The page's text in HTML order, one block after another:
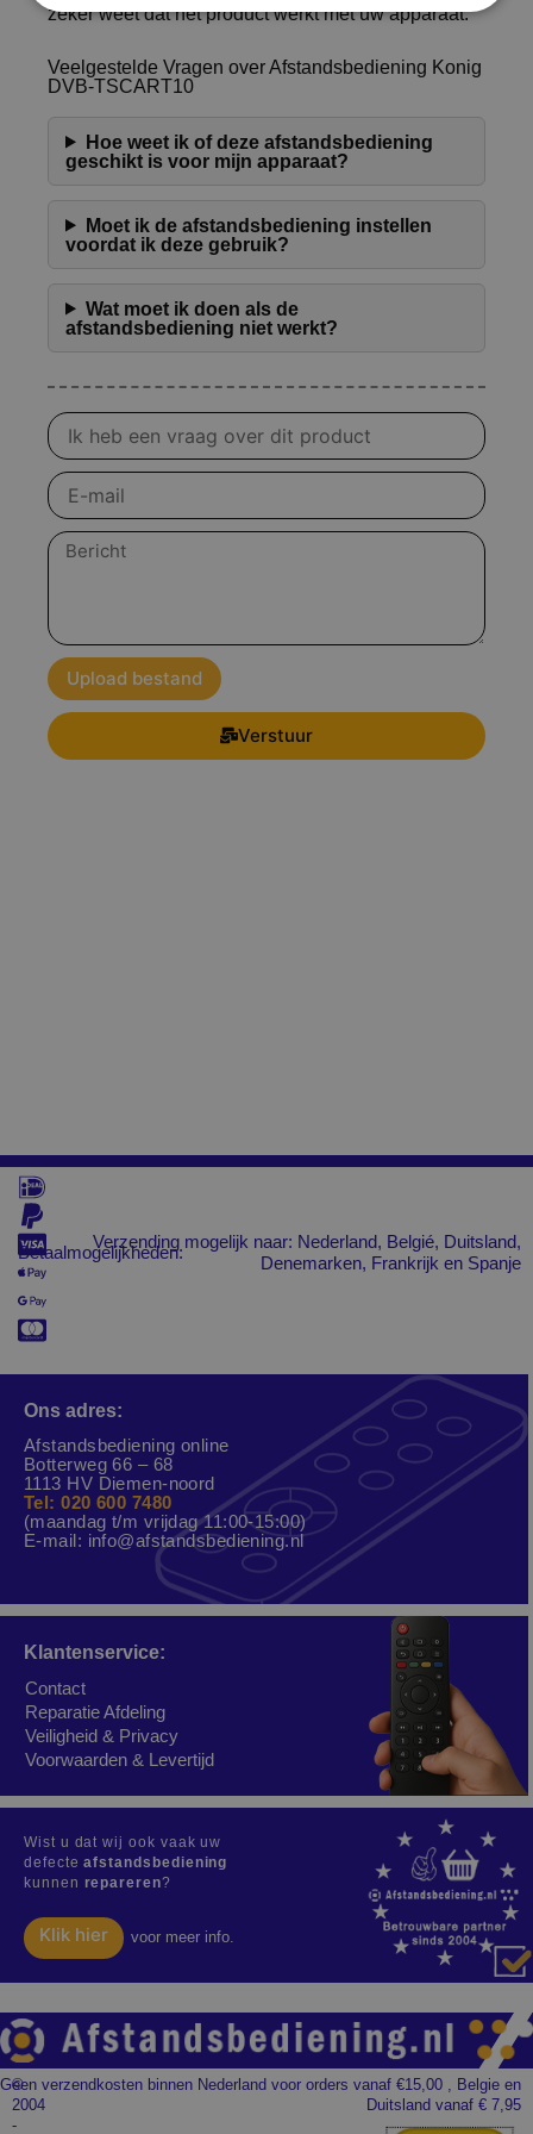
zeker weet dat het product werkt met uw apparaat.
Veelgestelde Vragen over Afstandsbediening Konig
DVB-TSCART10
Hoe weet ik of deze afstandsbediening
geschikt is voor mijn apparaat?
Moet ik de afstandsbediening instellen
voordat ik deze gebruik?
Wat moet ik doen als de
afstandsbediening niet werkt?
Vraag
over
product
E-
mail
Bericht
Upload bestand
Verstuur
Betaalmogelijkheden:
Verzending mogelijk naar: Nederland, Belgié, Duitsland,
Denemarken, Frankrijk en Spanje
Ons adres:
Afstandsbediening online
Botterweg 66 – 68
1113 HV Diemen-noord
Tel: 020 600 7480
(maandag t/m vrijdag 11:00-15:00)
E-mail: info@afstandsbediening.nl
Klantenservice:
Contact
Reparatie Afdeling
Veiligheid & Privacy
Voorwaarden & Levertijd
Wist u dat wij ook vaak uw
defecteafstandsbediening
kunnen repareren?
Klik hier voor meer info.
©
2004
-
Geen verzendkosten binnen Nederland voor orders vanaf €15,00 , Belgie en
Duitsland vanaf € 7,95